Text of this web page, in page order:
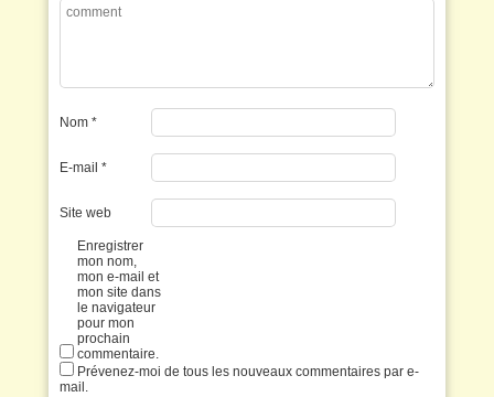
Nom *
E-mail *
Site web
Enregistrer
mon nom,
mon e-mail et
mon site dans
le navigateur
pour mon
prochain
commentaire.
Prévenez-moi de tous les nouveaux commentaires par e-
mail.